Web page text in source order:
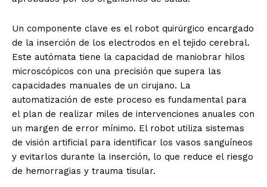
Un componente clave es el robot quirúrgico encargado
de la inserción de los electrodos en el tejido cerebral.
Este autómata tiene la capacidad de maniobrar hilos
microscópicos con una precisión que supera las
capacidades manuales de un cirujano. La
automatización de este proceso es fundamental para
el plan de realizar miles de intervenciones anuales con
un margen de error mínimo. El robot utiliza sistemas
de visión artificial para identificar los vasos sanguíneos
y evitarlos durante la inserción, lo que reduce el riesgo
de hemorragias y trauma tisular.